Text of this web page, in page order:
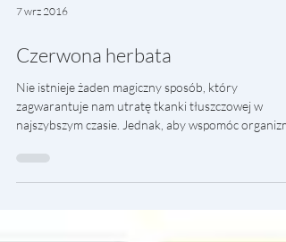
7 wrz 2016
Czerwona herbata
Nie istnieje żaden magiczny sposób, który
najszybszym czasie. Jednak, aby wspomóc organizm
w...